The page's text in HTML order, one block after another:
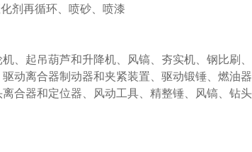
剂再循环、喷砂、喷漆
、起吊葫芦和升降机、风镐、夯实机、钢比刷
动离合器制动器和夹紧装置、驱动锻锤、燃油器
合器和定位器、风动工具、精整锤、风镐、钻